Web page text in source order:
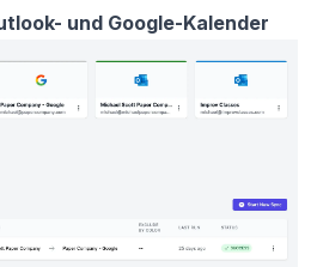
und Google-Kalender